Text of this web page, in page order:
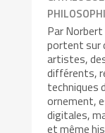
Par Norbert
portent sur
artistes,
différents,
techniques
ornement,
digitales,
et même